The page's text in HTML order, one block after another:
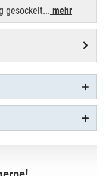
gesockelt... mehr